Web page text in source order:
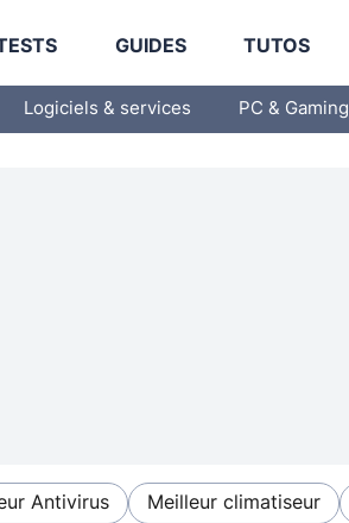
GUIDES TUTOS
Logiciels & services PC & Gaming
Antivirus Meilleur climatiseur